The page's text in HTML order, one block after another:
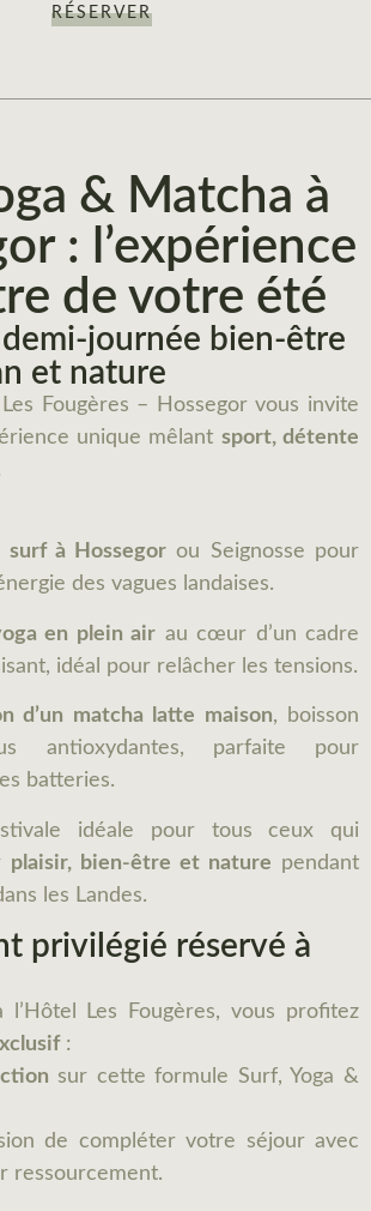
RÉSERVER
& Matcha à
: l’expérience
de votre été
journée bien-être
et nature
Fougères – Hossegor vous invite
unique mêlant sport, détente
surf à Hossegor ou Seignosse pour
des vagues landaises.
en plein air au cœur d’un cadre
idéal pour relâcher les tensions.
d’un matcha latte maison, boisson
antioxydantes, parfaite pour
batteries.
idéale pour tous ceux qui
plaisir, bien-être et nature pendant
les Landes.
privilégié réservé à
l’Hôtel Les Fougères, vous profitez
:
sur cette formule Surf, Yoga &
de compléter votre séjour avec
ressourcement.